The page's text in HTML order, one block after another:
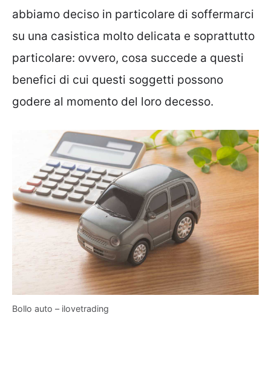
abbiamo deciso in particolare di soffermarci
su una casistica molto delicata e soprattutto
particolare: ovvero, cosa succede a questi
benefici di cui questi soggetti possono
godere al momento del loro decesso.
Bollo auto – ilovetrading